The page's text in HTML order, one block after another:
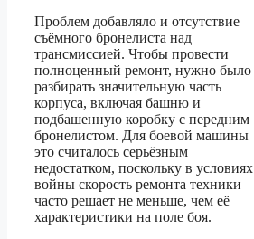
Проблем добавляло и отсутствие
съёмного бронелиста над
трансмиссией. Чтобы провести
полноценный ремонт, нужно было
разбирать значительную часть
корпуса, включая башню и
подбашенную коробку с передним
бронелистом. Для боевой машины
это считалось серьёзным
недостатком, поскольку в условиях
войны скорость ремонта техники
часто решает не меньше, чем её
характеристики на поле боя.